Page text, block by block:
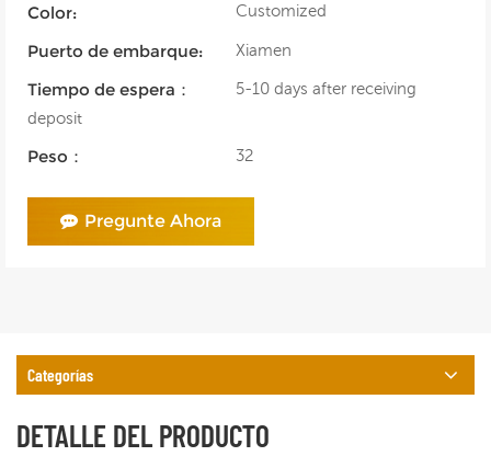
Color: Customized
Puerto de embarque: Xiamen
Tiempo de espera：
5-10 days after receiving
deposit
Peso： 32
Pregunte Ahora
Categorías
DETALLE DEL PRODUCTO